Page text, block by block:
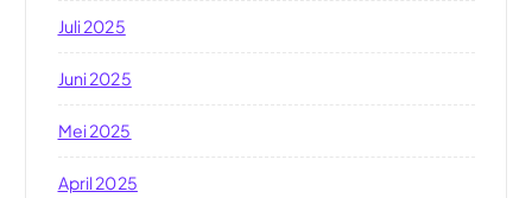
Juli 2025
Juni 2025
Mei 2025
April 2025